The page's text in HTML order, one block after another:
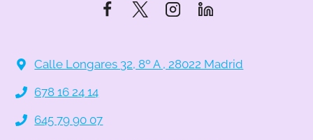
Calle Longares 32, 8º A , 28022 Madrid
678 16 24 14
645 79 90 07